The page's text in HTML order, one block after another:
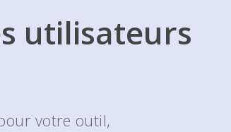
utilisateurs
votre outil,